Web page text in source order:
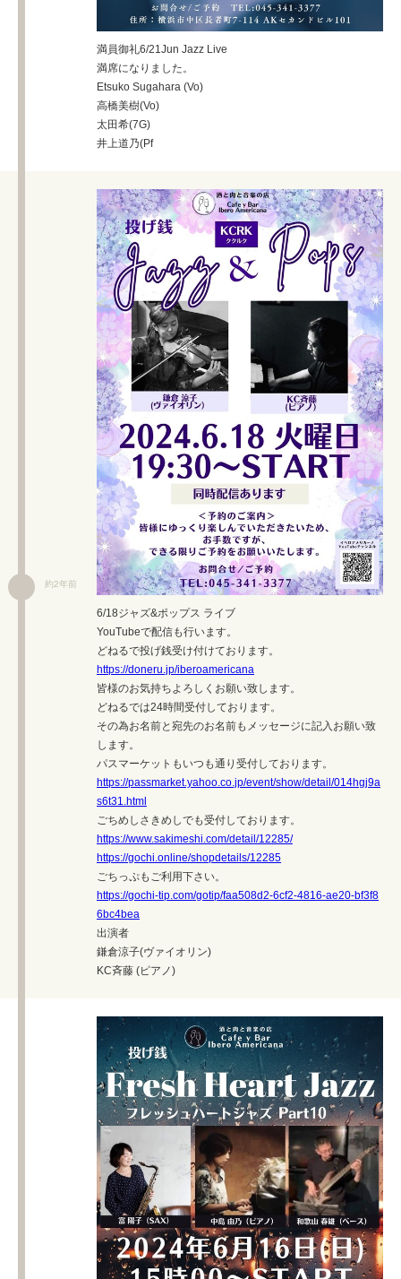
満員御礼6/21Jun Jazz Live
満席になりました。
Etsuko Sugahara (Vo)
高橋美樹(Vo)
太田希(7G)
井上道乃(Pf
約2年前
6/18ジャズ&ポップス ライブ
YouTubeで配信も行います。
どねるで投げ銭受け付けております。
https://doneru.jp/iberoamericana
皆様のお気持ちよろしくお願い致します。
どねるでは24時間受付しております。
その為お名前と宛先のお名前もメッセージに記入お願い致
します。
パスマーケットもいつも通り受付しております。
https://passmarket.yahoo.co.jp/event/show/detail/014hgj9a
s6t31.html
ごちめしさきめしでも受付しております。
https://www.sakimeshi.com/detail/12285/
https://gochi.online/shopdetails/12285
ごちっぷもご利用下さい。
https://gochi-tip.com/gotip/faa508d2-6cf2-4816-ae20-bf3f8
6bc4bea
出演者
鎌倉涼子(ヴァイオリン)
KC斉藤 (ピアノ)